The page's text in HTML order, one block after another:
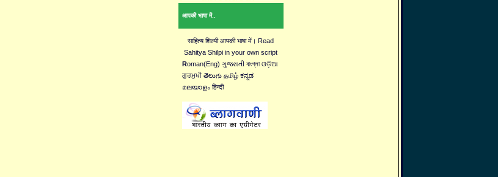
आपकी भाषा में..
साहित्य शिल्पी आपकी भाषा में। Read
Sahitya Shilpi in your own script
Roman(Eng) ગુજરાતી বাংগ্লা ଓଡ଼ିଆ
ਗੁਰਮੁਖੀ తెలుగు தமிழ் ಕನ್ನಡ
മലയാളം हिन्दी